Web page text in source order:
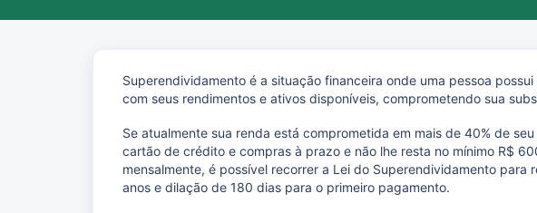
Superendividamento é a situação financeira onde uma pessoa
com seus rendimentos e ativos disponíveis, comprometendo sua
Se atualmente sua renda está comprometida em mais de 40% de
cartão de crédito e compras à prazo e não lhe resta no mínimo R$
mensalmente, é possível recorrer a Lei do Superendividamento
anos e dilação de 180 dias para o primeiro pagamento.